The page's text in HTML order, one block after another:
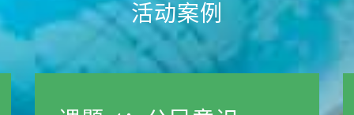
活动案例